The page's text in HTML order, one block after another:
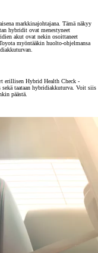
markkinajohtajana. Tämä näkyy
hybridit ovat menestyneet
akut ovat nekin osoittaneet
myöntääkin huolto-ohjelmansa
erillisen Hybrid Health Check -
taataan hybridiakkuturva. Voit siis
päästä.